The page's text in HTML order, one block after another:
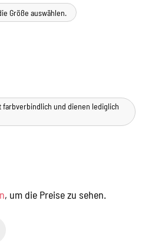
, um die Preise zu sehen.
Größe auswählen.
und dienen lediglich